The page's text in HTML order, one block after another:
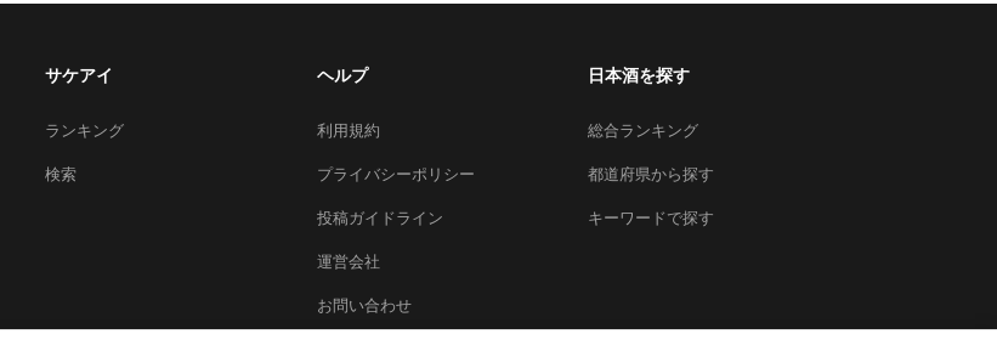
サケアイ
ランキング
検索
ヘルプ
利用規約
プライバシーポリシー
投稿ガイドライン
運営会社
お問い合わせ
日本酒を探す
総合ランキング
都道府県から探す
キーワードで探す